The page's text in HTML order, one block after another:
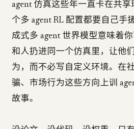
agent 仿真这些年一直卡在共
个多 agent RL 配置都要自己手
成式多 agent 世界模型意味着
和人扔进同一个仿真里，让他
为，而不必写自定义环境。在
骗、市场行为这些方向上训
故事。